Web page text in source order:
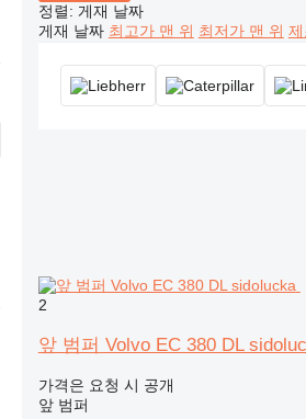
정렬: 게재 날짜
게재 날짜 최고가 맨 위 최저가 맨 위
2
앞 범퍼 Volvo EC 380 DL
가격은 요청 시 공개
앞 범퍼